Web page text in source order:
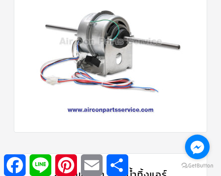
Facebook Line Pinterest Email